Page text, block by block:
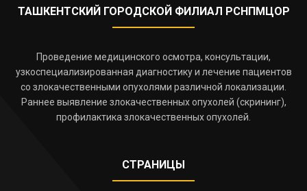
ТАШКЕНТСКИЙ ГОРОДСКОЙ ФИЛИАЛ РСНПМЦОР
Проведение медицинского осмотра, консультации,
узкоспециализированная диагностику и лечение пациентов
со злокачественными опухолями различной локализации.
Раннее выявление злокачественных опухолей (скрининг),
профилактика злокачественных опухолей.
СТРАНИЦЫ